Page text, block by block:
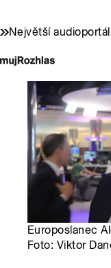
Největší
Europoslanec
Foto: Viktor